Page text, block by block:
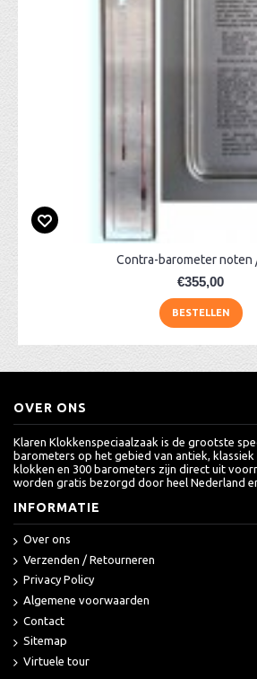
Contra-barometer noten
€355,00
BESTELLEN
OVER ONS
Klaren Klokkenspeciaalzaak is de grootste
barometers op het gebied van antiek, klassiek
klokken en 300 barometers zijn direct uit
worden gratis bezorgd door heel Nederland
INFORMATIE
Over ons
Verzenden / Retourneren
Privacy Policy
Algemene voorwaarden
Contact
Sitemap
Virtuele tour